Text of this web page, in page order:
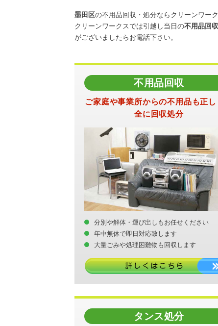
墨田区の不用品回収・処分ならクリーンワー
クリーンワークスでは引越し当日の不用品回
がございましたらお電話下さい。
不用品回収
ご家庭や事業所からの不用品も正し
全に回収処分
分別や解体・運び出しもお任せください
年中無休で即日対応致します
大量ごみや処理困難物も回収します
タンス処分